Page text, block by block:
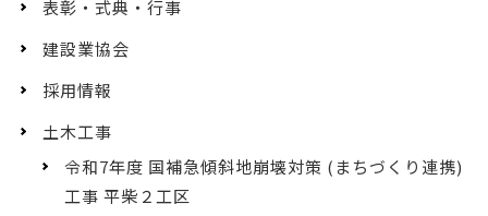
表彰・式典・行事
建設業協会
採用情報
土木工事
令和7年度 国補急傾斜地崩壊対策 (まちづくり連携)
工事 平柴２工区